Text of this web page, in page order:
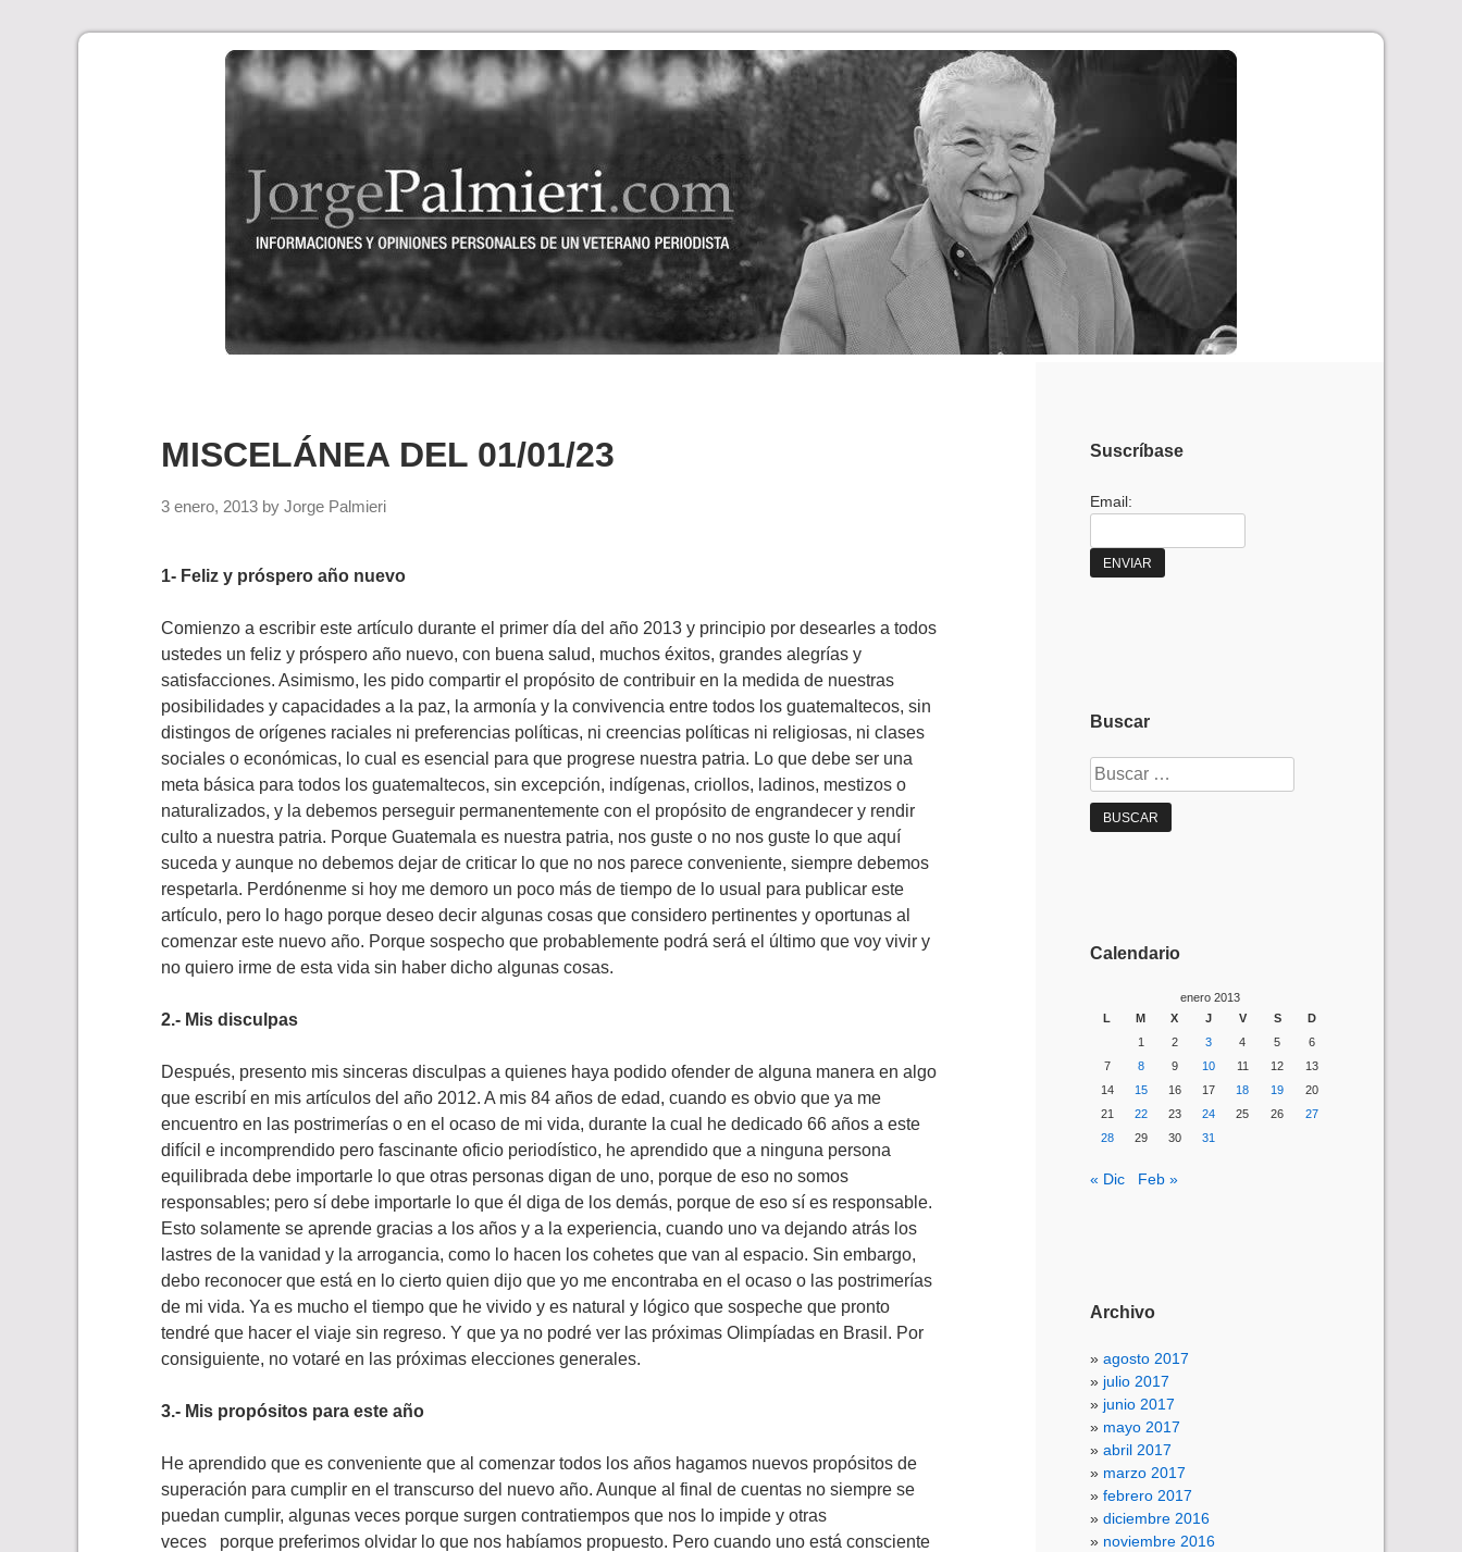
MISCELÁNEA DEL 01/01/23
3 enero, 2013 by Jorge Palmieri
1- Feliz y próspero año nuevo
Comienzo a escribir este artículo durante el primer día del año 2013 y principio por desearles a todos
ustedes un feliz y próspero año nuevo, con buena salud, muchos éxitos, grandes alegrías y
satisfacciones. Asimismo, les pido compartir el propósito de contribuir en la medida de nuestras
posibilidades y capacidades a la paz, la armonía y la convivencia entre todos los guatemaltecos, sin
distingos de orígenes raciales ni preferencias políticas, ni creencias políticas ni religiosas, ni clases
sociales o económicas, lo cual es esencial para que progrese nuestra patria. Lo que debe ser una
meta básica para todos los guatemaltecos, sin excepción, indígenas, criollos, ladinos, mestizos o
naturalizados, y la debemos perseguir permanentemente con el propósito de engrandecer y rendir
culto a nuestra patria. Porque Guatemala es nuestra patria, nos guste o no nos guste lo que aquí
suceda y aunque no debemos dejar de criticar lo que no nos parece conveniente, siempre debemos
respetarla. Perdónenme si hoy me demoro un poco más de tiempo de lo usual para publicar este
artículo, pero lo hago porque deseo decir algunas cosas que considero pertinentes y oportunas al
comenzar este nuevo año. Porque sospecho que probablemente podrá será el último que voy vivir y
no quiero irme de esta vida sin haber dicho algunas cosas.
2.- Mis disculpas
Después, presento mis sinceras disculpas a quienes haya podido ofender de alguna manera en algo
que escribí en mis artículos del año 2012. A mis 84 años de edad, cuando es obvio que ya me
encuentro en las postrimerías o en el ocaso de mi vida, durante la cual he dedicado 66 años a este
difícil e incomprendido pero fascinante oficio periodístico, he aprendido que a ninguna persona
equilibrada debe importarle lo que otras personas digan de uno, porque de eso no somos
responsables; pero sí debe importarle lo que él diga de los demás, porque de eso sí es responsable.
Esto solamente se aprende gracias a los años y a la experiencia, cuando uno va dejando atrás los
lastres de la vanidad y la arrogancia, como lo hacen los cohetes que van al espacio. Sin embargo,
debo reconocer que está en lo cierto quien dijo que yo me encontraba en el ocaso o las postrimerías
de mi vida. Ya es mucho el tiempo que he vivido y es natural y lógico que sospeche que pronto
tendré que hacer el viaje sin regreso. Y que ya no podré ver las próximas Olimpíadas en Brasil. Por
consiguiente, no votaré en las próximas elecciones generales.
3.- Mis propósitos para este año
He aprendido que es conveniente que al comenzar todos los años hagamos nuevos propósitos de
superación para cumplir en el transcurso del nuevo año. Aunque al final de cuentas no siempre se
puedan cumplir, algunas veces porque surgen contratiempos que nos lo impide y otras
veces porque preferimos olvidar lo que nos habíamos propuesto. Pero cuando uno está consciente
Suscríbase
Email:
Buscar
Buscar:
Calendario
enero 2013
L
M X J V S
D
1
2 3 4 5
6
7
8 9 10 11 12
13
14
15 16 17 18 19
20
21
22 23 24 25 26
27
28
29 30 31
« Dic Feb »
Archivo
agosto 2017
julio 2017
junio 2017
mayo 2017
abril 2017
marzo 2017
febrero 2017
diciembre 2016
noviembre 2016